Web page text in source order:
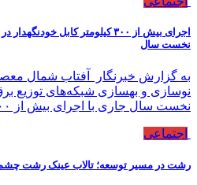
اجرای بیش از ۳۰۰ كیلومتر كابل
نخست سال
به گزارش خبرنگار آفتاب شمال
نوسازی و بهسازی شبکه‌های توزیع
نخست سال جاری با اجرای بیش از ۳۰۰ کیلومتر کابل خودنگهدار...
اجتماعی
رشت در مسیر توسعه؛ تالاب عینک رشت